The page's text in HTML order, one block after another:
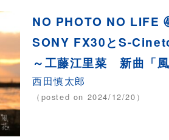
NO PHOTO NO LIFE
SONY FX30とS-
～工藤江里菜 新曲「
西田慎太郎
（posted on 2024/12/20）